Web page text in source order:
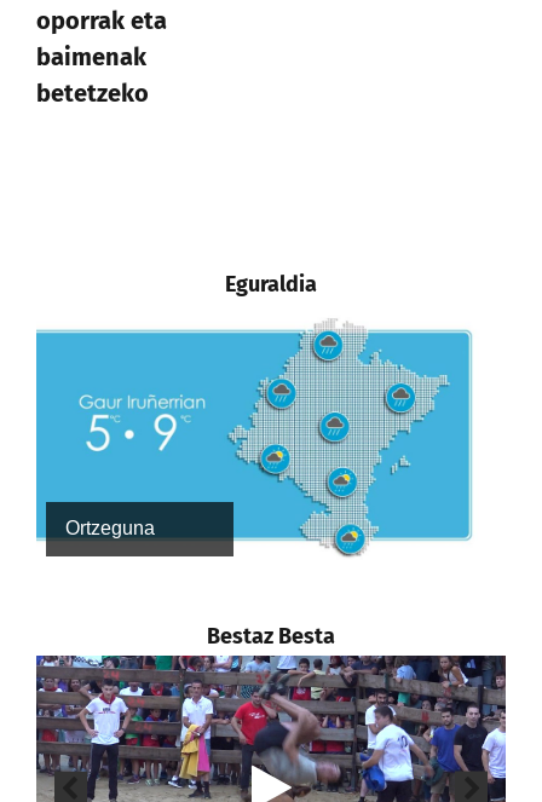
oporrak eta
baimenak
betetzeko
Eguraldia
Ortzeguna
Bestaz Besta